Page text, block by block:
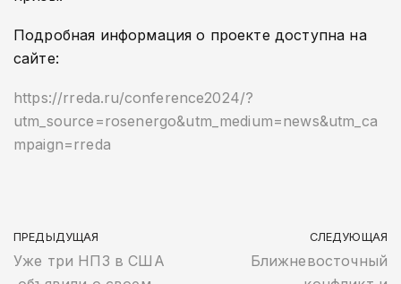
Подробная информация о проекте доступна на
сайте:
https://rreda.ru/conference2024/?
utm_source=rosenergo&utm_medium=news&utm_ca
mpaign=rreda
ПРЕДЫДУЩАЯ
Уже три НПЗ в США
СЛЕДУЮЩАЯ
Ближневосточный